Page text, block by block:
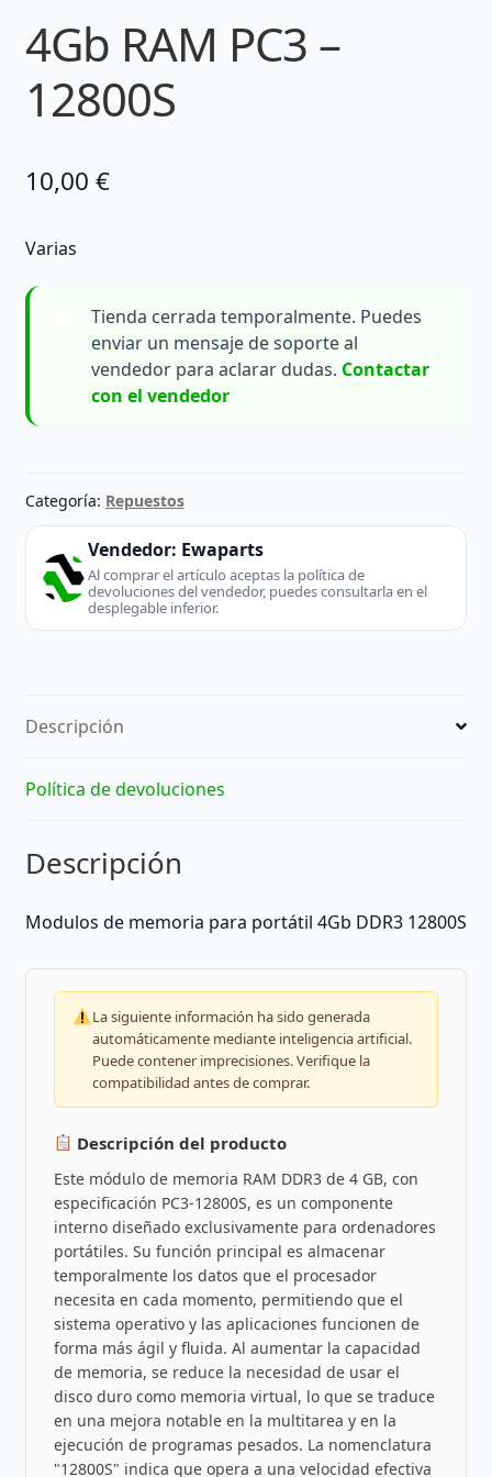
4Gb RAM PC3 –
12800S
10,00 €
Varias
Tienda cerrada temporalmente. Puedes
enviar un mensaje de soporte al
vendedor para aclarar dudas. Contactar
con el vendedor
Categoría: Repuestos
Vendedor: Ewaparts
Al comprar el artículo aceptas la política de
devoluciones del vendedor, puedes consultarla en el
desplegable inferior.
Descripción
Política de devoluciones
Descripción
Modulos de memoria para portátil 4Gb DDR3 12800S
La siguiente información ha sido generada
automáticamente mediante inteligencia artificial.
Puede contener imprecisiones. Verifique la
compatibilidad antes de comprar.
Descripción del producto
Este módulo de memoria RAM DDR3 de 4 GB, con
especificación PC3-12800S, es un componente
interno diseñado exclusivamente para ordenadores
portátiles. Su función principal es almacenar
temporalmente los datos que el procesador
necesita en cada momento, permitiendo que el
sistema operativo y las aplicaciones funcionen de
forma más ágil y fluida. Al aumentar la capacidad
de memoria, se reduce la necesidad de usar el
disco duro como memoria virtual, lo que se traduce
en una mejora notable en la multitarea y en la
ejecución de programas pesados. La nomenclatura
"12800S" indica que opera a una velocidad efectiva